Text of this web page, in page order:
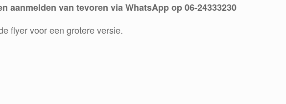
aanmelden van tevoren via WhatsApp op 06-24333230
flyer voor een grotere versie.